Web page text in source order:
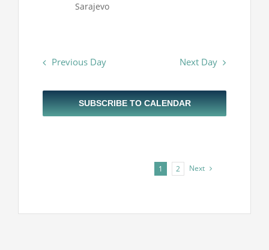
Sarajevo
Previous Day Next Day
SUBSCRIBE TO CALENDAR
1 2 Next